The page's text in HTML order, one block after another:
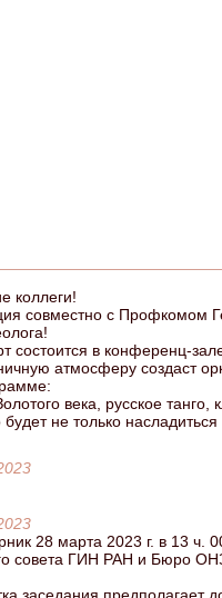
коллеги!
совместно с Профкомом
состоится в конференц-
атмосферу создаст
века, русское
не только
28 марта 2023 г. в 13 ч.
совета ГИН РАН и Бюро